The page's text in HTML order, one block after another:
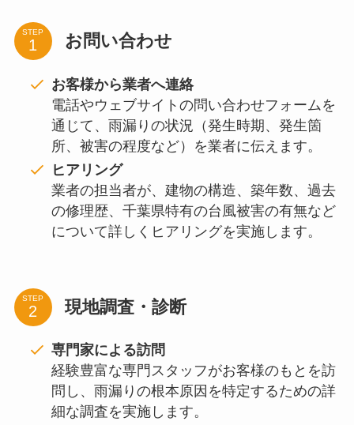
STEP お問い合わせ
お客様から業者へ連絡
電話やウェブサイトの問い合わせフォームを
通じて、雨漏りの状況（発生時期、発生箇
所、被害の程度など）を業者に伝えます。
ヒアリング
業者の担当者が、建物の構造、築年数、過去
の修理歴、千葉県特有の台風被害の有無など
について詳しくヒアリングを実施します。
STEP 現地調査・診断
専門家による訪問
経験豊富な専門スタッフがお客様のもとを訪
問し、雨漏りの根本原因を特定するための詳
細な調査を実施します。